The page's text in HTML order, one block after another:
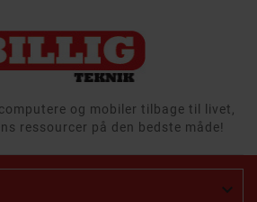
og mobiler tilbage til livet,
ressourcer på den bedste måde!
